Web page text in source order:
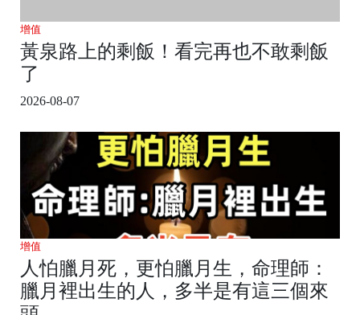
增值
黃泉路上的剩飯！看完再也不敢剩飯
了
2026-08-07
增值
人怕臘月死，更怕臘月生，命理師：
臘月裡出生的人，多半是有這三個來